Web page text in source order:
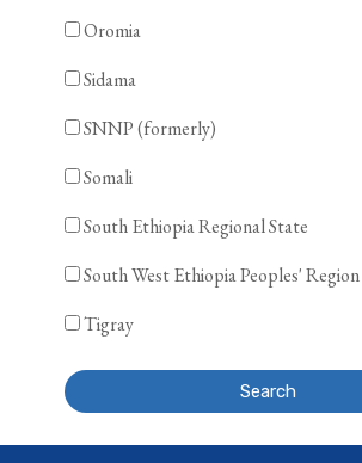
Oromia
Sidama
SNNP (formerly)
Somali
South Ethiopia Regional State
South West Ethiopia Peoples' Region
Tigray
Search